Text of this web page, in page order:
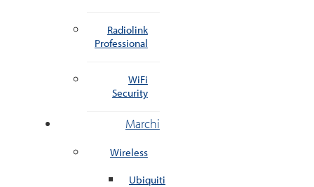
Radiolink
Professional
WiFi
Security
Marchi
Wireless
Ubiquiti